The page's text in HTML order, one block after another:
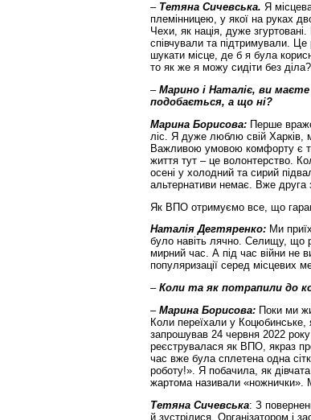
– Тетяна Сичевська. Я
племінницею, у якої на руках
Чехи, як нація, дуже
співчували та підтримували.
шукати місце, де б я була
то як же я можу сидіти без
– Марино і Наталіє, ви
подобається, а що ні?
Марина Борисова: Перше
ліс. Я дуже люблю свій Харків,
Важливою умовою комфорту є
життя тут – це волонтерство.
осені у холодний та сирий
альтернативи немає. Вже друга
Як ВПО отримуємо все, що
Наталія Дегтяренко: Ми
було навіть лячно. Селищу, що
мирний час. А під час війни не
популяризації серед місцевих
– Коли та як потрапили до
–Марина Борисова: Поки ми
Коли переїхали у Коцюбинське,
запрошував 24 червня 2022
реєструвалася як ВПО, якраз
час вже була сплетена одна
роботу!». Я побачила, як
жартома називали
Тетяна Сичевська: З
й зустрілися. Організатором і